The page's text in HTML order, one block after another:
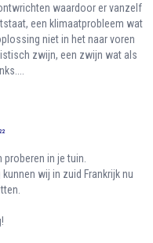
waardoor er vanzelf
een klimaatprobleem wat
niet in het naar voren
zwijn, een zwijn wat als
in je tuin.
wij in zuid Frankrijk nu